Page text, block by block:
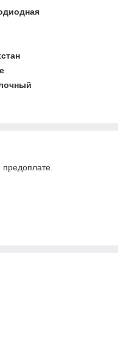
предоплате.